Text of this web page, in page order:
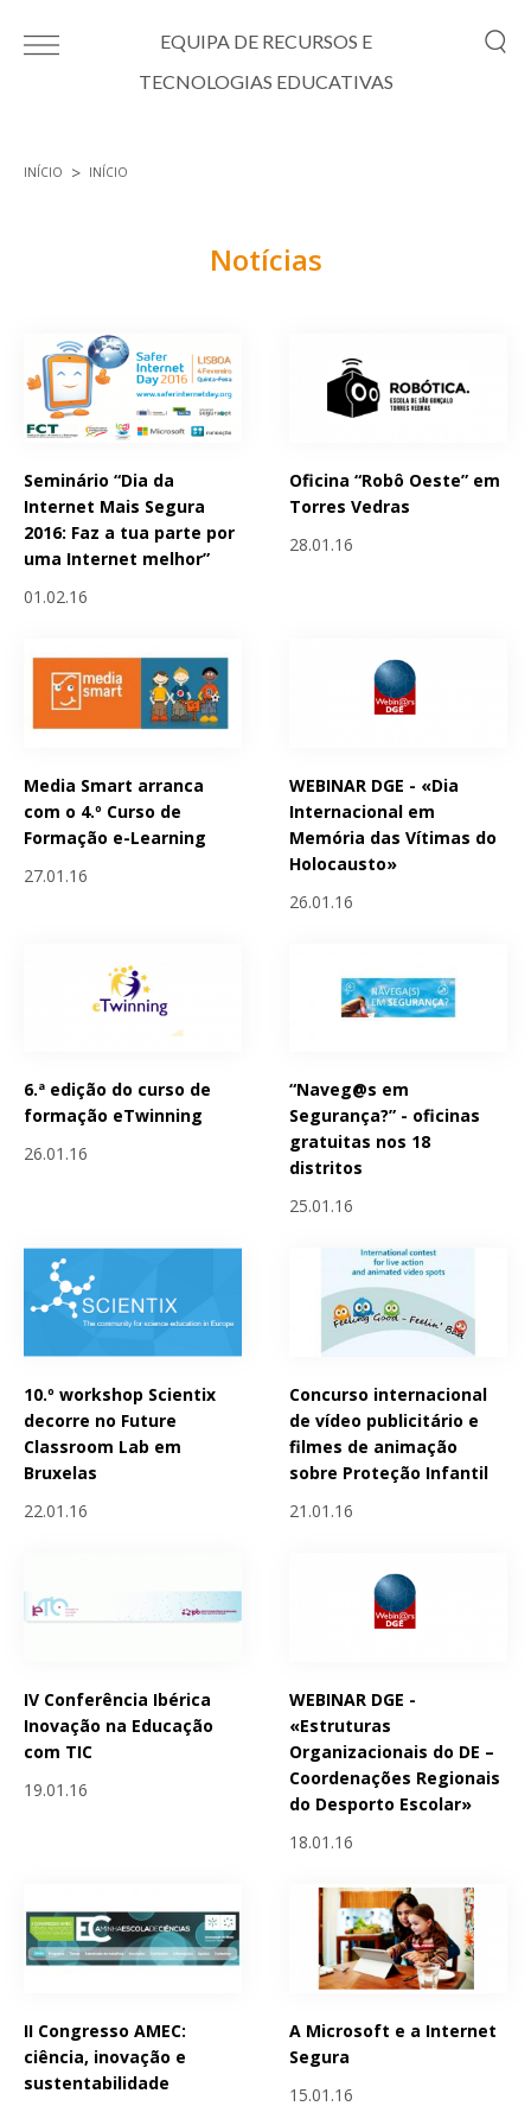
EQUIPA DE RECURSOS E
TECNOLOGIAS EDUCATIVAS
INÍCIO INÍCIO
Notícias
Seminário “Dia da
Internet Mais Segura
2016: Faz a tua parte por
uma Internet melhor”
01.02.16
Oficina “Robô Oeste” em
Torres Vedras
28.01.16
Media Smart arranca
com o 4.º Curso de
Formação e-Learning
27.01.16
WEBINAR DGE - «Dia
Internacional em
Memória das Vítimas do
Holocausto»
26.01.16
6.ª edição do curso de
formação eTwinning
26.01.16
“Naveg@s em
Segurança?” - oficinas
gratuitas nos 18
distritos
25.01.16
10.º workshop Scientix
decorre no Future
Classroom Lab em
Bruxelas
22.01.16
Concurso internacional
de vídeo publicitário e
filmes de animação
sobre Proteção Infantil
21.01.16
IV Conferência Ibérica
Inovação na Educação
com TIC
19.01.16
WEBINAR DGE -
«Estruturas
Organizacionais do DE –
Coordenações Regionais
do Desporto Escolar»
18.01.16
II Congresso AMEC:
ciência, inovação e
sustentabilidade
A Microsoft e a Internet
Segura
15.01.16
Páginas